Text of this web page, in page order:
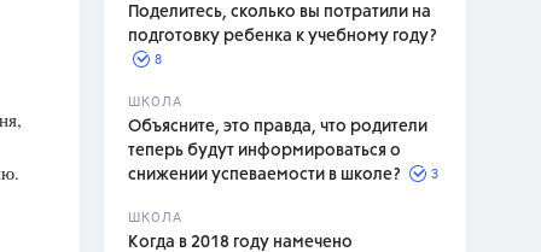
Л.С.,
Поделитесь, сколько вы потратили на
подготовку ребенка к учебному году?
8
ШКОЛА
Объясните, это правда, что родители
теперь будут информироваться о
снижении успеваемости в школе?
3
ШКОЛА
Когда в 2018 году намечено